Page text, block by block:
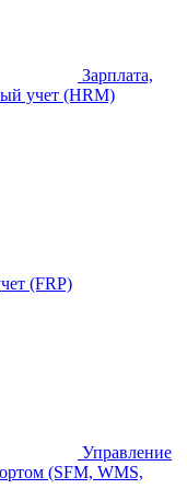
Зарплата,
учет (HRM)
(FRP)
Управление
(SFM, WMS,